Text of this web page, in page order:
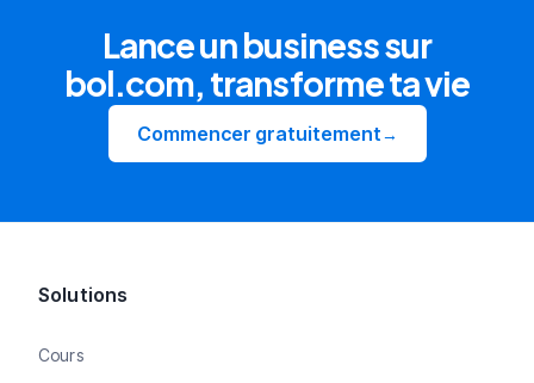
Lance un business sur
bol.com, transforme ta vie
Commencer gratuitement→
Solutions
Cours